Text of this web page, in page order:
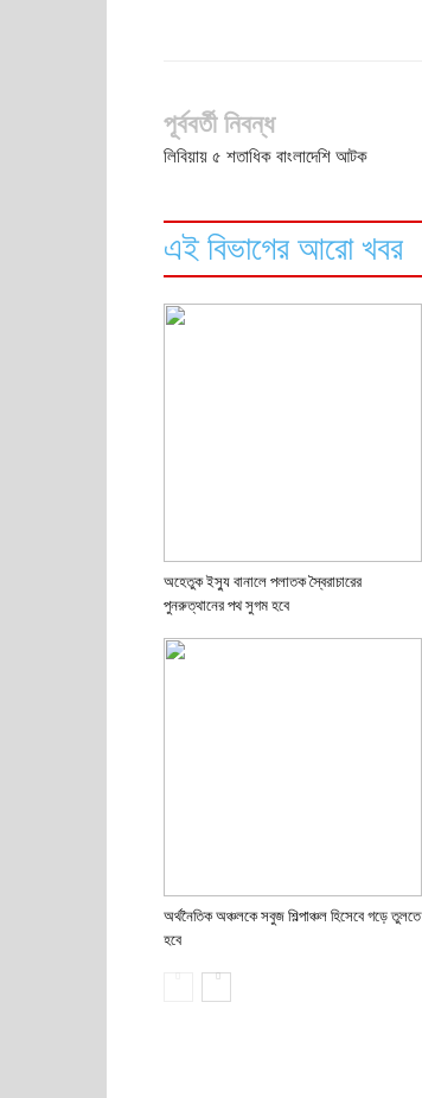
পূর্ববর্তী নিবন্ধ
লিবিয়ায় ৫ শতাধিক বাংলাদেশি আটক
এই বিভাগের আরো খবর
অহেতুক ইস্যু বানালে পলাতক স্বৈরাচারের
পুনরুত্থানের পথ সুগম হবে
অর্থনৈতিক অঞ্চলকে সবুজ শিল্পাঞ্চল হিসেবে গড়ে তুলতে
হবে